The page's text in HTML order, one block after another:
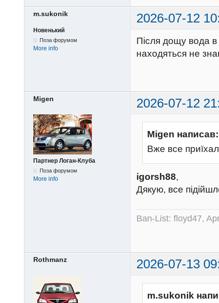
m.sukonik 2026-07-12
Новенький
Поза форумом
More info
Після дощу вода в
находяться не
Migen 2026-07-12
Партнер Логан-Клуба
Поза форумом
More info
Migen написав:
Вже все
igorsh88,
Дякую, все
Ban-List: floyd47,
Rothmanz 2026-07-13
m.sukonik